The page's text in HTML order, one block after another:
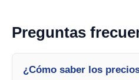
Preguntas
¿Cómo saber los